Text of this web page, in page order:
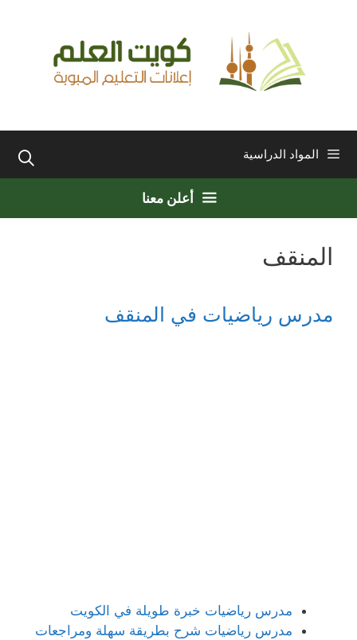
المواد الدراسية
أعلن معنا
المنقف
مدرس رياضيات في المنقف
مدرس رياضيات خبرة طويلة في الكويت
مدرس رياضيات شرح بطريقة سهلة ومراجعات